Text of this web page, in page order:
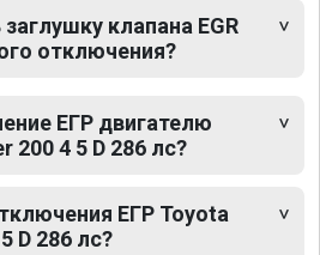
клапана EGR
отключения?
ЕГР двигателю
200 4 5 D 286 лс?
ЕГР Toyota
D 286 лс?